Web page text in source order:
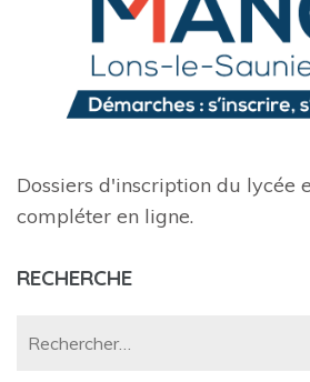
Dossiers d'inscription du lycée
compléter en ligne.
RECHERCHE